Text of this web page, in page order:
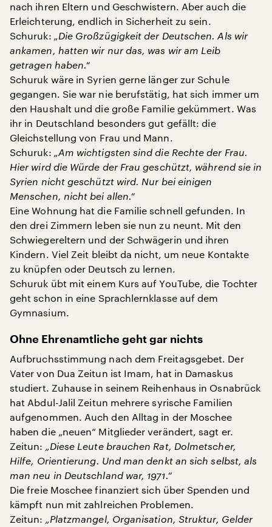
nach ihren Eltern und Geschwistern. Aber auch die
Erleichterung, endlich in Sicherheit zu sein.
Schuruk: „Die Großzügigkeit der Deutschen. Als wir
ankamen, hatten wir nur das, was wir am Leib
getragen haben.“
Schuruk wäre in Syrien gerne länger zur Schule
gegangen. Sie war nie berufstätig, hat sich immer um
den Haushalt und die große Familie gekümmert. Was
ihr in Deutschland besonders gut gefällt: die
Gleichstellung von Frau und Mann.
Schuruk: „Am wichtigsten sind die Rechte der Frau.
Hier wird die Würde der Frau geschützt, während sie in
Syrien nicht geschützt wird. Nur bei einigen
Menschen, nicht bei allen.“
Eine Wohnung hat die Familie schnell gefunden. In
den drei Zimmern leben sie nun zu neunt. Mit den
Schwiegereltern und der Schwägerin und ihren
Kindern. Viel Zeit bleibt da nicht, um neue Kontakte
zu knüpfen oder Deutsch zu lernen.
Schuruk übt mit einem Kurs auf YouTube, die Tochter
geht schon in eine Sprachlernklasse auf dem
Gymnasium.
Ohne Ehrenamtliche geht gar nichts
Aufbruchsstimmung nach dem Freitagsgebet. Der
Vater von Dua Zeitun ist Imam, hat in Damaskus
studiert. Zuhause in seinem Reihenhaus in Osnabrück
hat Abdul-Jalil Zeitun mehrere syrische Familien
aufgenommen. Auch den Alltag in der Moschee
haben die „neuen“ Mitglieder verändert, sagt er.
Zeitun: „Diese Leute brauchen Rat, Dolmetscher,
Hilfe, Orientierung. Und man denkt an sich selbst, als
man neu in Deutschland war, 1971.“
Die freie Moschee finanziert sich über Spenden und
kämpft nun mit zahlreichen Problemen.
Zeitun: „Platzmangel, Organisation, Struktur, Gelder